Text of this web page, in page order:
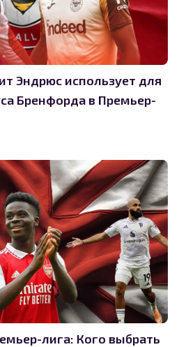
Эндрюс использует для
Бренфорда в Премьер-
лига: Кого выбрать